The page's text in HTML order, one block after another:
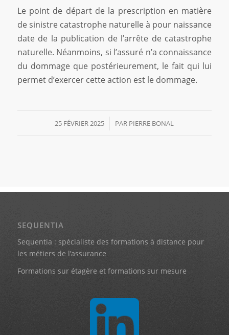
Le point de départ de la prescription en matière
de sinistre catastrophe naturelle à pour naissance
date de la publication de l’arrête de catastrophe
naturelle. Néanmoins, si l’assuré n’a connaissance
du dommage que postérieurement, le fait qui lui
permet d’exercer cette action est le dommage.
25 FÉVRIER 2025
/ PAR PIERRE BONAL
SEQUENTIA
Sequentia : spécialiste des formations à distance pour
les métiers de l’assurance
Formations sur étagère et formations sur mesure